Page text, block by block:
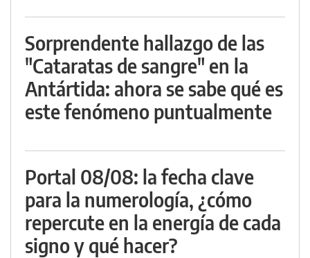
Sorprendente hallazgo de las
"Cataratas de sangre" en la
Antártida: ahora se sabe qué es
este fenómeno puntualmente
Portal 08/08: la fecha clave
para la numerología, ¿cómo
repercute en la energía de cada
signo y qué hacer?